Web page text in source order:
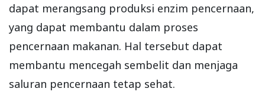
dapat merangsang produksi enzim pencernaan,
yang dapat membantu dalam proses
pencernaan makanan. Hal tersebut dapat
membantu mencegah sembelit dan menjaga
saluran pencernaan tetap sehat.